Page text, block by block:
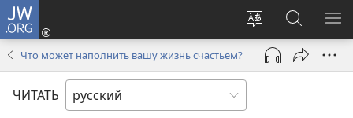
JW.ORG
Изменить
язык
сайта
Войти
(открывается
новом
окне)
Поиск
по
jw.org
Что может наполнить вашу жизнь счастьем?
ЧИТАТЬ